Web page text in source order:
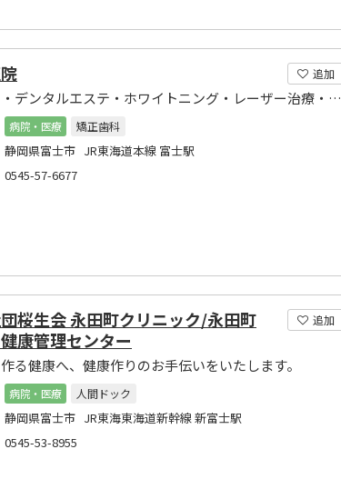
追加
インプラント・デンタルエステ・ホワイトニング・レーザー治療・矯正歯科・予防歯科・一般歯科
病院・医療
矯正歯科
静岡県富士市 JR東海道本線 富士駅
0545-57-6677
追加
桜生会 永田町クリニック/永田町
康管理センター
る健康へ、健康作りのお手伝いをいたします。
病院・医療
人間ドック
静岡県富士市 JR東海東海道新幹線 新富士駅
0545-53-8955